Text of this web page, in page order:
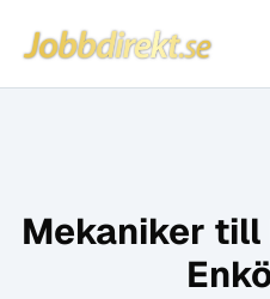
Hoppa till innehåll
Jobbdirekt
Mekaniker